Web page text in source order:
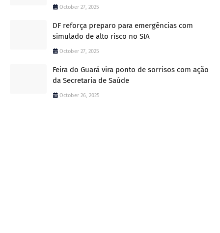
October 27, 2025
DF reforça preparo para emergências com
simulado de alto risco no SIA
October 27, 2025
Feira do Guará vira ponto de sorrisos com ação
da Secretaria de Saúde
October 26, 2025